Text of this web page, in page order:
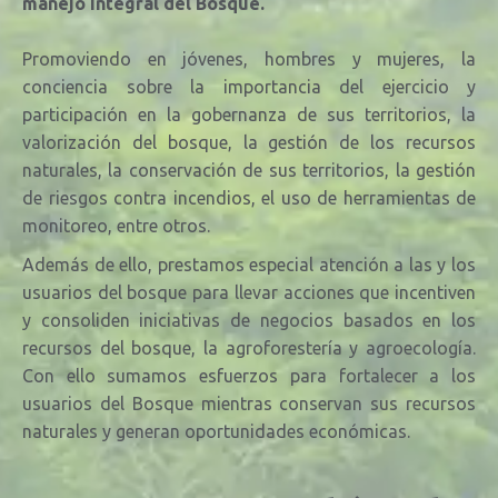
Promoviendo en jóvenes, hombres y mujeres, la
conciencia sobre la importancia del ejercicio y
participación en la gobernanza de sus territorios, la
valorización del bosque, la gestión de los recursos
naturales, la conservación de sus territorios, la gestión
de riesgos contra incendios, el uso de herramientas de
monitoreo, entre otros.
Además de ello, prestamos especial atención a las y los
usuarios del bosque para llevar acciones que incentiven
y consoliden iniciativas de negocios basados en los
recursos del bosque, la agroforestería y agroecología.
Con ello sumamos esfuerzos para fortalecer a los
usuarios del Bosque mientras conservan sus recursos
naturales y generan oportunidades económicas.